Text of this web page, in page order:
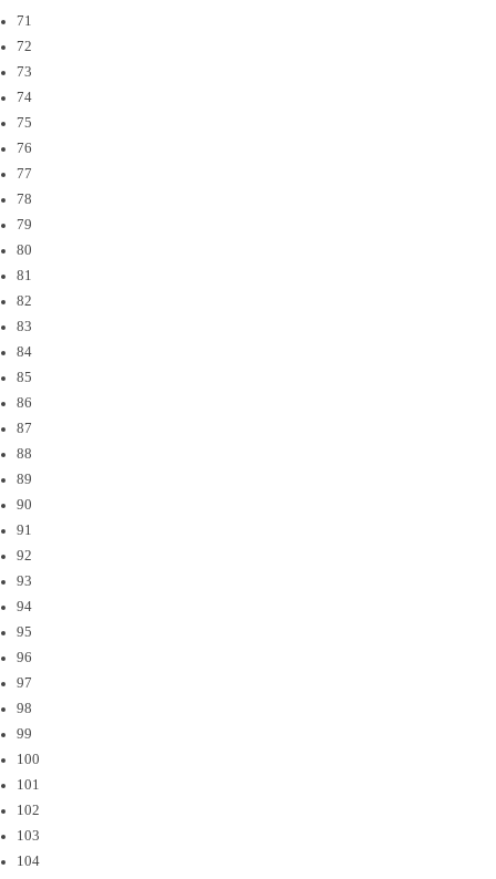
71
72
73
74
75
76
77
78
79
80
81
82
83
84
85
86
87
88
89
90
91
92
93
94
95
96
97
98
99
100
101
102
103
104